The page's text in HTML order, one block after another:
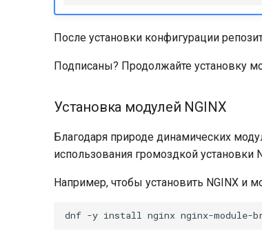
После установки конфигурации
Подписаны? Продолжайте установку
Установка модулей NGINX
Благодаря природе динамических
использования громоздкой установки
Например, чтобы установить NGINX и